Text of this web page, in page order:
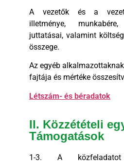
A vezetők és a
illetménye,
juttatásai, valamint
összege.
Az egyéb
fajtája és mértéke
Létszám- és béradatok
II. Közzétételi
Támogatások
1-3. A